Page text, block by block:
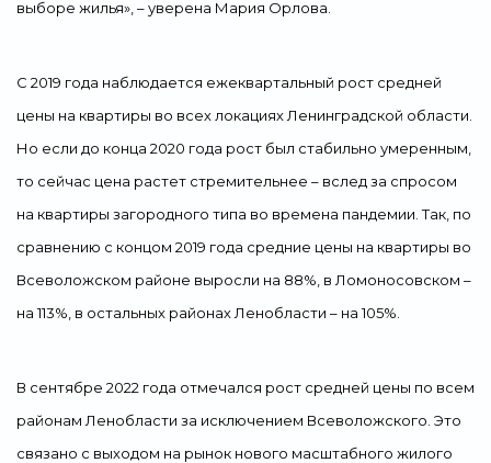
выборе жилья», – уверена Мария Орлова.
С 2019 года наблюдается ежеквартальный рост средней
цены на квартиры во всех локациях Ленинградской области.
Но если до конца 2020 года рост был стабильно умеренным,
то сейчас цена растет стремительнее – вслед за спросом
на квартиры загородного типа во времена пандемии. Так, по
сравнению с концом 2019 года средние цены на квартиры во
Всеволожском районе выросли на 88%, в Ломоносовском –
на 113%, в остальных районах Ленобласти – на 105%.
В сентябре 2022 года отмечался рост средней цены по всем
районам Ленобласти за исключением Всеволожского. Это
связано с выходом на рынок нового масштабного жилого